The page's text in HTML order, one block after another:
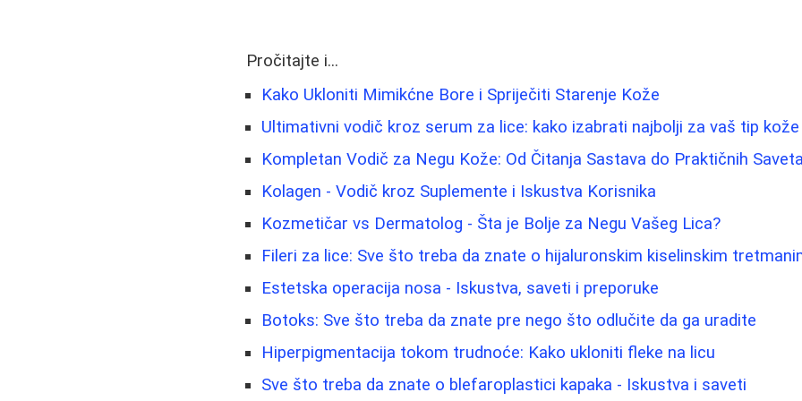
Pročitajte i...
Kako Ukloniti Mimikćne Bore i Spriječiti Starenje Kože
Ultimativni vodič kroz serum za lice: kako izabrati najbolji za vaš tip kože
Kompletan Vodič za Negu Kože: Od Čitanja Sastava do Praktičnih Saveta
Kolagen - Vodič kroz Suplemente i Iskustva Korisnika
Kozmetičar vs Dermatolog - Šta je Bolje za Negu Vašeg Lica?
Fileri za lice: Sve što treba da znate o hijaluronskim kiselinskim
Estetska operacija nosa - Iskustva, saveti i preporuke
Botoks: Sve što treba da znate pre nego što odlučite da ga uradite
Hiperpigmentacija tokom trudnoće: Kako ukloniti fleke na licu
Sve što treba da znate o blefaroplastici kapaka - Iskustva i saveti